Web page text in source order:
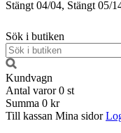
Stängt 04/04, Stängt 05/
Sök i butiken
Kundvagn
Antal varor 0 st
Summa 0 kr
Till kassan Mina sidor